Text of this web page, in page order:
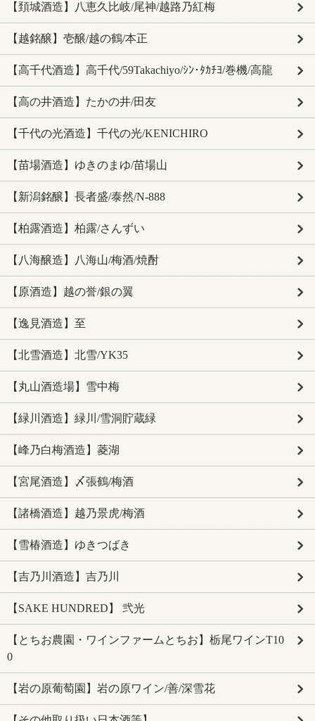
【頚城酒造】八恵久比岐/尾神/越路乃紅梅
【越銘醸】壱醸/越の鶴/本正
【高千代酒造】高千代/59Takachiyo/ｼﾝ･ﾀｶﾁﾖ/巻機/高龍
【高の井酒造】たかの井/田友
【千代の光酒造】千代の光/KENICHIRO
【苗場酒造】ゆきのまゆ/苗場山
【新潟銘醸】長者盛/泰然/N-888
【柏露酒造】柏露/さんずい
【八海醸造】八海山/梅酒/焼酎
【原酒造】越の誉/銀の翼
【逸見酒造】至
【北雪酒造】北雪/YK35
【丸山酒造場】雪中梅
【緑川酒造】緑川/雪洞貯蔵緑
【峰乃白梅酒造】菱湖
【宮尾酒造】〆張鶴/梅酒
【諸橋酒造】越乃景虎/梅酒
【雪椿酒造】ゆきつばき
【吉乃川酒造】吉乃川
【SAKE HUNDRED】 弐光
【とちお農園・ワインファームとちお】栃尾ワインT10
0
【岩の原葡萄園】岩の原ワイン/善/深雪花